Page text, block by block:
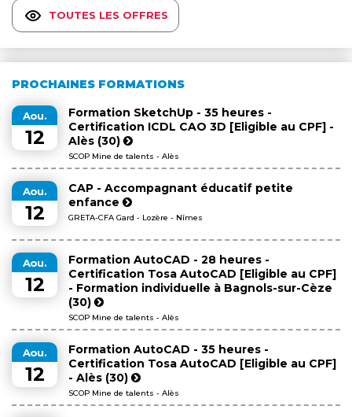
TOUTES LES OFFRES
PROCHAINES FORMATIONS
Aou.
12
Formation SketchUp - 35 heures -
Certification ICDL CAO 3D [Eligible au CPF] -
Alès (30)
SCOP Mine de talents - Alès
Aou.
12
CAP - Accompagnant éducatif petite
enfance
GRETA-CFA Gard - Lozère - Nîmes
Aou.
12
Formation AutoCAD - 28 heures -
Certification Tosa AutoCAD [Eligible au CPF]
- Formation individuelle à Bagnols-sur-Cèze
(30)
SCOP Mine de talents - Alès
Aou.
12
Formation AutoCAD - 35 heures -
Certification Tosa AutoCAD [Eligible au CPF]
- Alès (30)
SCOP Mine de talents - Alès